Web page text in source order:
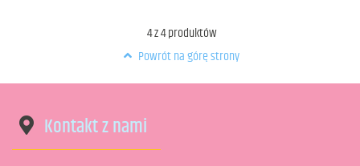
4z4produktów
Powrót na górę strony
Kontakt z nami